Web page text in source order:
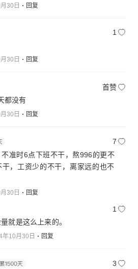
30日 回复
1
30日 回复
首赞
都没有
30日 回复
7
准时6点下班不干，熬996的更不
，工资少的不干，离家远的也不
30日 回复
1
就是这么上来的。
年10月30日 回复
3